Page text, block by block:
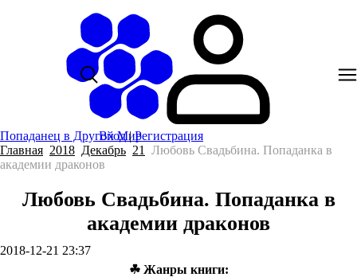
Попаданец в Другой Мир
Вход|Регистрация
Главная 2018 Декабрь 21
Любовь Свадьбина. Попаданка в
академии драконов
Любовь Свадьбина. Попаданка в
академии драконов
2018-12-21 23:37
☘ Жанры книги: